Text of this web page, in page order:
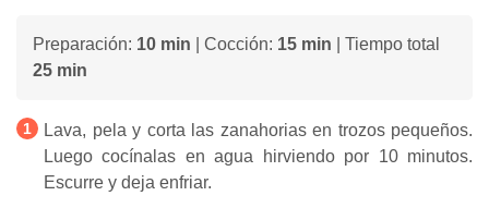
Preparación: 10 min | Cocción: 15 min | Tiempo total
25 min
Lava, pela y corta las zanahorias en trozos pequeños.
Luego cocínalas en agua hirviendo por 10 minutos.
Escurre y deja enfriar.